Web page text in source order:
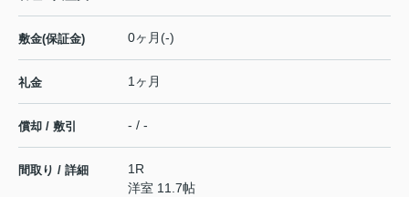
敷金(保証金) 0ヶ月(-)
礼金 1ヶ月
償却 / 敷引 - / -
間取り / 詳細
1R
洋室 11.7帖